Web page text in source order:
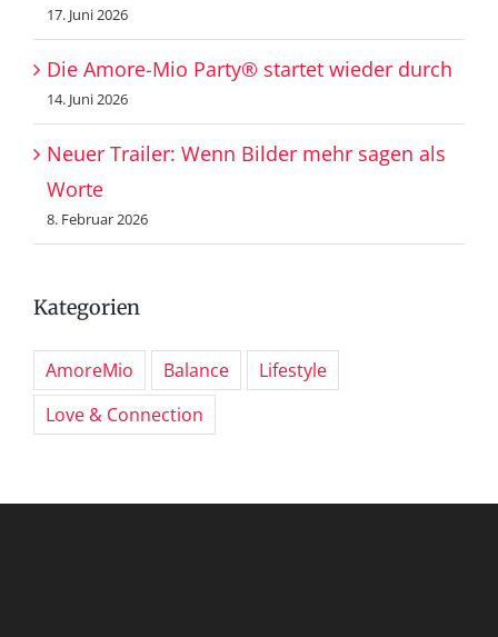
17. Juni 2026
Die Amore-Mio Party® startet wieder durch
14. Juni 2026
Neuer Trailer: Wenn Bilder mehr sagen als
Worte
8. Februar 2026
Kategorien
AmoreMio Balance
Lifestyle
Love & Connection